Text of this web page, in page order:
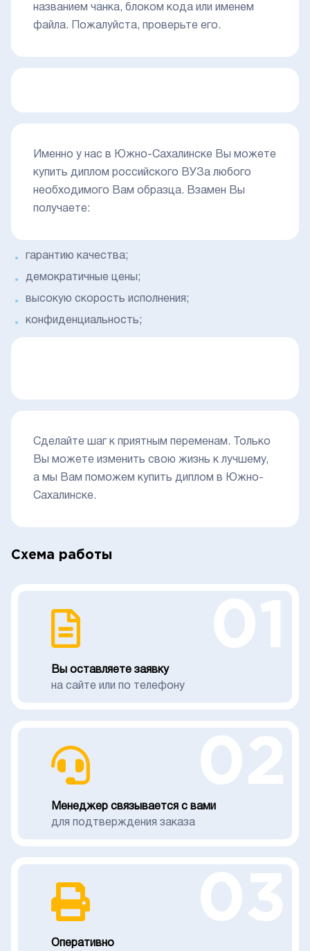
названием чанка, блоком кода или именем
файла. Пожалуйста, проверьте его.
Именно у нас в Южно-Сахалинске Вы можете
купить диплом российского ВУЗа любого
необходимого Вам образца. Взамен Вы
получаете:
гарантию качества;
демократичные цены;
высокую скорость исполнения;
конфиденциальность;
Сделайте шаг к приятным переменам. Только
Вы можете изменить свою жизнь к лучшему,
а мы Вам поможем купить диплом в Южно-
Сахалинске.
Схема работы
Вы оставляете заявку
на сайте или по телефону
Менеджер связывается с вами
для подтверждения заказа
Оперативно